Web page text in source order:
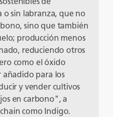
sin labranza, que no
sino que también
producción menos
reduciendo otros
como el óxido
añadido para los
y vender cultivos
en carbono", a
como Indigo.